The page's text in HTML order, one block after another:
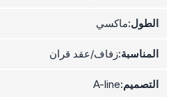
الطول:ماكسي
المناسبة:زفاف/عقد قران
التصميم:A-line